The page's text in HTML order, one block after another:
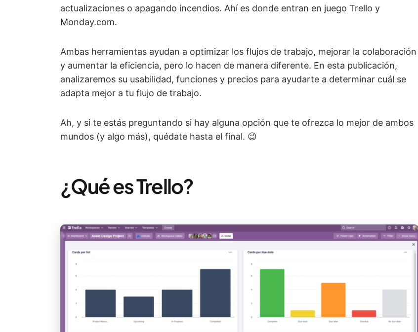
actualizaciones o apagando incendios. Ahí es donde entran en juego Trello y
Monday.com.
Ambas herramientas ayudan a optimizar los flujos de trabajo, mejorar la colaboración
y aumentar la eficiencia, pero lo hacen de manera diferente. En esta publicación,
analizaremos su usabilidad, funciones y precios para ayudarte a determinar cuál se
adapta mejor a tu flujo de trabajo.
Ah, y si te estás preguntando si hay alguna opción que te ofrezca lo mejor de ambos
mundos (y algo más), quédate hasta el final. 😉
¿Qué es Trello?